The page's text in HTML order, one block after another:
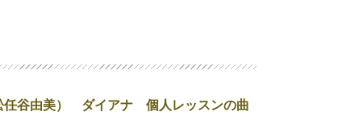
任谷由美） ダイアナ 個人レッスンの曲